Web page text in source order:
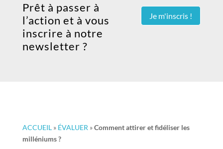
Prêt à passer à
l’action et à vous
inscrire à notre
newsletter ?
Je m'inscris !
ACCUEIL» ÉVALUER »Comment attirer et fidéliser les
milléniums ?